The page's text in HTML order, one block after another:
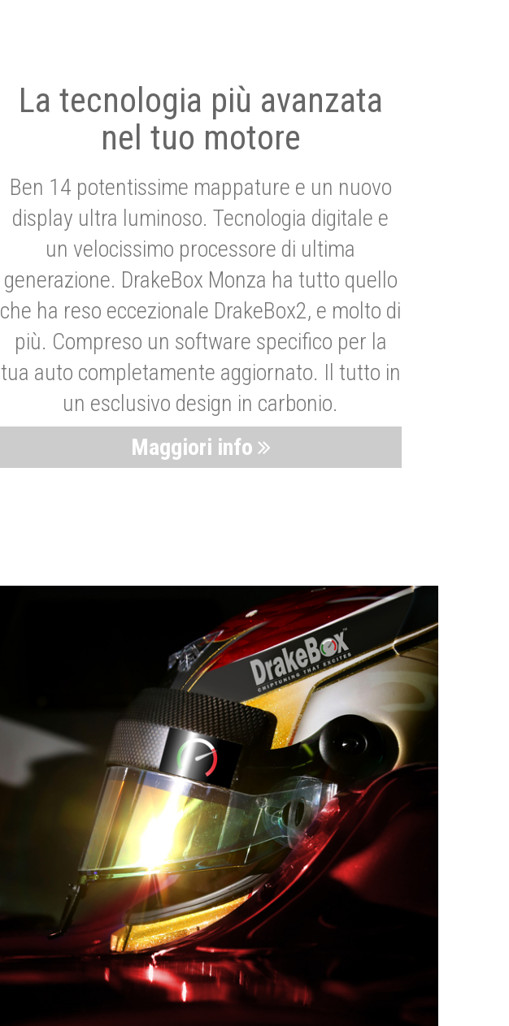
La tecnologia più avanzata
nel tuo motore
Ben 14 potentissime mappature e un nuovo
display ultra luminoso. Tecnologia digitale e
un velocissimo processore di ultima
generazione. DrakeBox Monza ha tutto quello
che ha reso eccezionale DrakeBox2, e molto di
più. Compreso un software specifico per la
tua auto completamente aggiornato. Il tutto in
un esclusivo design in carbonio.
Maggiori info